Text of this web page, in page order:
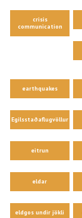
crisis
communication
earthquakes
Egilsstaðaflugvöllur
eitrun
eldar
eldgos undir jökli